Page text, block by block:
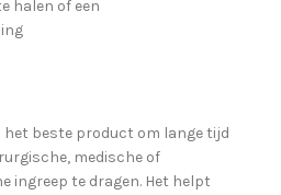
halen of een
het beste product om lange tijd
medische of
ingreep te dragen. Het helpt